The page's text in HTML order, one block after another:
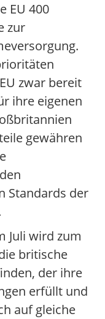
EU 400
zur
zwar bereit
ihre eigenen
gewähren
Standards der
Juli wird zum
britische
der ihre
erfüllt und
auf gleiche